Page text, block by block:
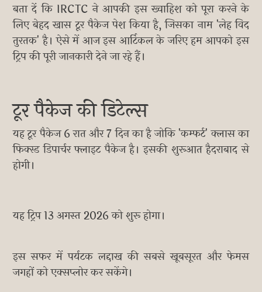
बता दें कि IRCTC ने आपकी इस ख्वाहिश को पूरा करने के
लिए बेहद खास टूर पैकेज पेश किया है, जिसका नाम 'लेह विद
तुरतक' है। ऐसे में आज इस आर्टिकल के जरिए हम आपको इस
ट्रिप की पूरी जानकारी देने जा रहे हैं।
टूर पैकेज की डिटेल्स
यह टूर पैकेज 6 रात और 7 दिन का है जोकि 'कम्फर्ट' क्लास का
फिक्स्ड डिपार्चर फ्लाइट पैकेज है। इसकी शुरूआत हैदराबाद से
होगी।
यह ट्रिप 13 अगस्त 2026 को शुरू होगा।
इस सफर में पर्यटक लद्दाख की सबसे खूबसूरत और फेमस
जगहों को एक्सप्लोर कर सकेंगे।